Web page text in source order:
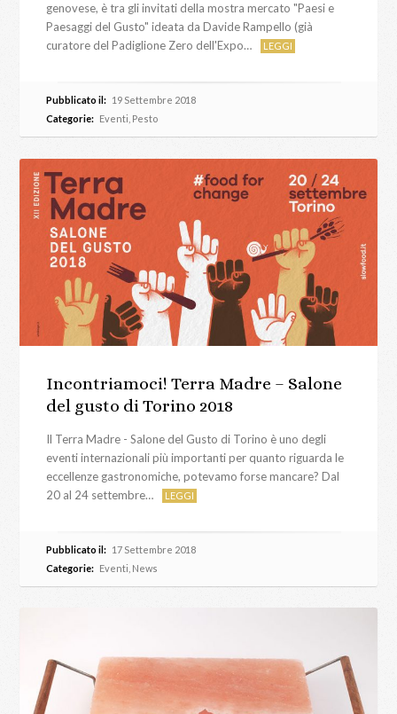
genovese, è tra gli invitati della mostra mercato "Paesi e
Paesaggi del Gusto" ideata da Davide Rampello (già
curatore del Padiglione Zero dell'Expo…
LEGGI
Pubblicato il: 19 Settembre 2018
Categorie: Eventi Pesto
Incontriamoci! Terra Madre – Salone
del gusto di Torino 2018
Il Terra Madre - Salone del Gusto di Torino è uno degli
eventi internazionali più importanti per quanto riguarda le
eccellenze gastronomiche, potevamo forse mancare? Dal
20 al 24 settembre…
LEGGI
Pubblicato il: 17 Settembre 2018
Categorie: Eventi News